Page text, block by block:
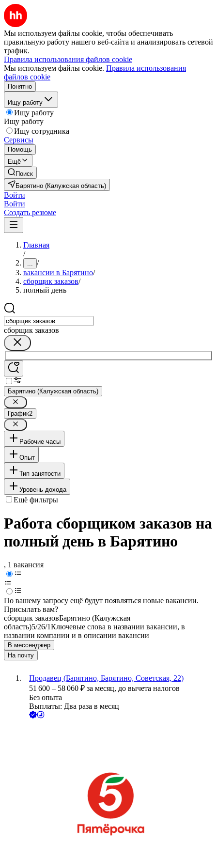
Мы используем файлы cookie, чтобы обеспечивать
правильную работу нашего веб-сайта и анализировать сетевой
трафик.
Правила использования файлов cookie
Мы используем файлы cookie. Правила использования
файлов cookie
Понятно
Ищу работу
Ищу работу
Ищу работу
Ищу сотрудника
Сервисы
Помощь
Ещё
Поиск
Барятино (Калужская область)
Войти
Войти
Создать резюме
Главная
/
... /
вакансии в Барятино/
сборщик заказов/
полный день
сборщик заказов
Барятино (Калужская область)
График2
Рабочие часы
Опыт
Тип занятости
Уровень дохода
Ещё фильтры
Работа сборщиком заказов на
полный день в Барятино
, 1 вакансия
По вашему запросу ещё будут появляться новые вакансии.
Присылать вам?
сборщик заказовБарятино (Калужская
область)5/26/1Ключевые слова в названии вакансии, в
названии компании и в описании вакансии
В мессенджер
На почту
Продавец (Барятино, Барятино, Советская, 22)
51 600 – 58 060 ₽ за месяц, до вычета налогов
Без опыта
Выплаты: Два раза в месяц